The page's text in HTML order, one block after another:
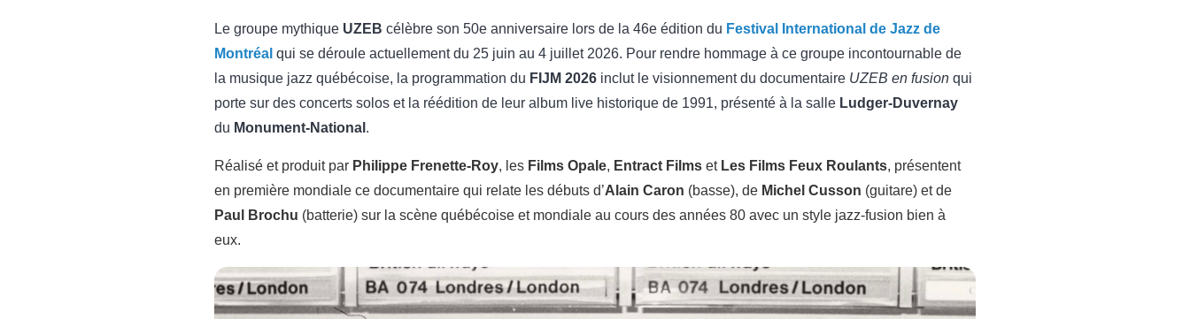
Le groupe mythique UZEB célèbre son 50e anniversaire lors de la 46e édition du Festival International de Jazz de
Montréal qui se déroule actuellement du 25 juin au 4 juillet 2026. Pour rendre hommage à ce groupe incontournable de
la musique jazz québécoise, la programmation du FIJM 2026 inclut le visionnement du documentaire UZEB en fusion qui
porte sur des concerts solos et la réédition de leur album live historique de 1991, présenté à la salle Ludger-Duvernay
du Monument-National .
Réalisé et produit par Philippe Frenette-Roy, les Films Opale, Entract Films et Les Films Feux Roulants, présentent
en première mondiale ce documentaire qui relate les débuts d’Alain Caron (basse), de Michel Cusson (guitare) et de
Paul Brochu (batterie) sur la scène québécoise et mondiale au cours des années 80 avec un style jazz-fusion bien à
eux.